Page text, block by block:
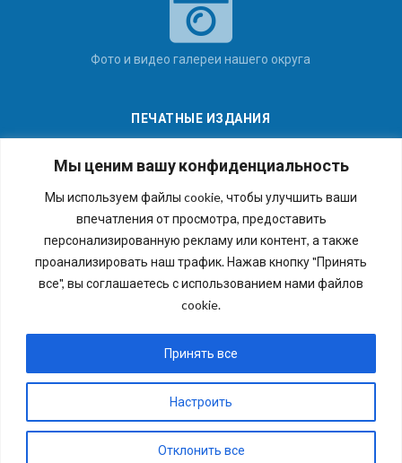
Мы ценим вашу конфиденциальность
Мы используем файлы cookie, чтобы улучшить ваши
впечатления от просмотра, предоставить
персонализированную рекламу или контент, а также
проанализировать наш трафик. Нажав кнопку "Принять
все", вы соглашаетесь с использованием нами файлов
cookie.
Настроить
Отклонить все
Принять все
Фото и видео галереи нашего округа
ПЕЧАТНЫЕ ИЗДАНИЯ
Последние номера наших газет
Copyright © 2026 Внутригородское муниципальное
образование города федерального значения Санкт-
Петербурга муниципальный округ №54. Все права
защищены.